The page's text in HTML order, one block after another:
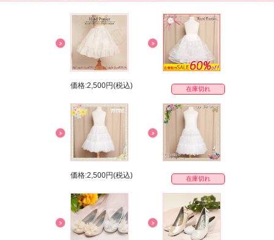
価格:2,500円(税込) 在庫切れ
価格:2,500円(税込) 在庫切れ